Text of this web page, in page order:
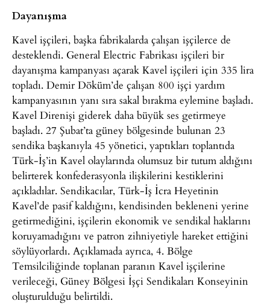
Dayanışma
Kavel işçileri, başka fabrikalarda çalışan işçilerce de
desteklendi. General Electric Fabrikası işçileri bir
dayanışma kampanyası açarak Kavel işçileri için 335 lira
topladı. Demir Döküm’de çalışan 800 işçi yardım
kampanyasının yanı sıra sakal bırakma eylemine başladı.
Kavel Direnişi giderek daha büyük ses getirmeye
başladı. 27 Şubat’ta güney bölgesinde bulunan 23
sendika başkanıyla 45 yönetici, yaptıkları toplantıda
Türk-İş’in Kavel olaylarında olumsuz bir tutum aldığını
belirterek konfederasyonla ilişkilerini kestiklerini
açıkladılar. Sendikacılar, Türk-İş İcra Heyetinin
Kavel’de pasif kaldığını, kendisinden bekleneni yerine
getirmediğini, işçilerin ekonomik ve sendikal haklarını
koruyamadığını ve patron zihniyetiyle hareket ettiğini
söylüyorlardı. Açıklamada ayrıca, 4. Bölge
Temsilciliğinde toplanan paranın Kavel işçilerine
verileceği, Güney Bölgesi İşçi Sendikaları Konseyinin
oluşturulduğu belirtildi.